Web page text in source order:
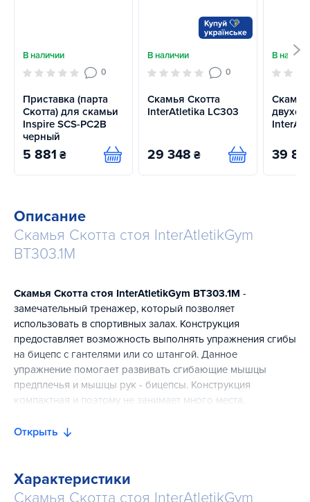
В наличии
0
Приставка (парта
Скотта) для скамьи
Inspire SCS-PC2B
черный
5 881 ₴ Купить
В наличии
0
Скамья Скотта
InterAtletika LC303
29 348 ₴ Купить
В
Скамья
39
Описание
Скамья Скотта стоя InterAtletikGym
BT303.1M
Скамья Скотта стоя InterAtletikGym BT303.1M -
замечательный тренажер, который позволяет
использовать в спортивных залах. Конструкция
предоставляет возможность выполнять упражнения сгибы
на бицепс с гантелями или со штангой. Данное
упражнение помогает развивать сгибающие мышцы
предплечья и мышцы рук - бицепсы. Конструкция
компактная и поэтому не занимает много места.
подготовки спортсменов разных видов спорта.
Сосредоточить всю нагрузку на мышцах-сгибателях руки
Открыть
Характеристики
Скамья Скотта стоя InterAtletikGym